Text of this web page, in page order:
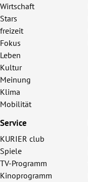
Wirtschaft
Stars
freizeit
Fokus
Leben
Kultur
Meinung
Klima
Mobilität
Service
KURIER club
Spiele
TV-Programm
Kinoprogramm